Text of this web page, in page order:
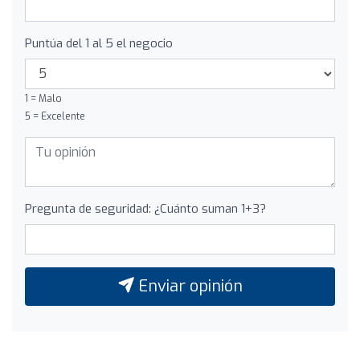
Puntúa del 1 al 5 el negocio
1 = Malo
5 = Excelente
Pregunta de seguridad: ¿Cuánto suman 1+3?
Enviar opinión